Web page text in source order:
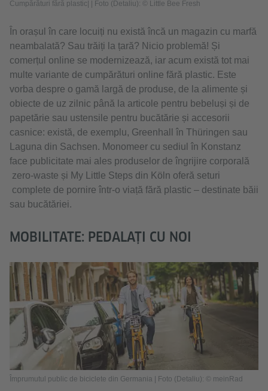
Cumpărături fără plastic| | Foto (Detaliu): © Little Bee Fresh
În orașul în care locuiți nu există încă un magazin cu marfă
neambalată? Sau trăiți la țară? Nicio problemă! Și
comerțul online se modernizează, iar acum există tot mai
multe variante de cumpărături online fără plastic. Este
vorba despre o gamă largă de produse, de la alimente și
obiecte de uz zilnic până la articole pentru bebeluși și de
papetărie sau ustensile pentru bucătărie și accesorii
casnice: există, de exemplu, Greenhall în Thüringen sau
Laguna din Sachsen. Monomeer cu sediul în Konstanz
face publicitate mai ales produselor de îngrijire corporală
zero-waste și My Little Steps din Köln oferă seturi
complete de pornire într-o viață fără plastic – destinate băii
sau bucătăriei.
MOBILITATE: PEDALAȚI CU NOI
Împrumutul public de biciclete din Germania | Foto (Detaliu): © meinRad